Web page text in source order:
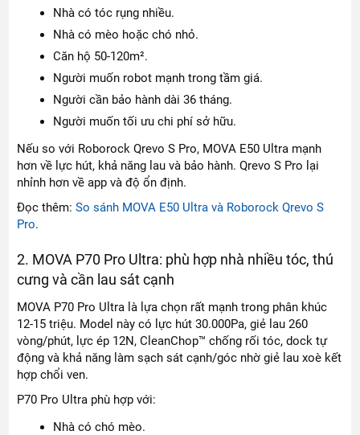
Nhà có tóc rụng nhiều.
Nhà có mèo hoặc chó nhỏ.
Căn hộ 50-120m².
Người muốn robot mạnh trong tầm giá.
Người cần bảo hành dài 36 tháng.
Người muốn tối ưu chi phí sở hữu.
Nếu so với Roborock Qrevo S Pro, MOVA E50 Ultra mạnh
hơn về lực hút, khả năng lau và bảo hành. Qrevo S Pro lại
nhỉnh hơn về app và độ ổn định.
Đọc thêm:So sánh MOVA E50 Ultra và Roborock Qrevo S
Pro.
2. MOVA P70 Pro Ultra: phù hợp nhà nhiều tóc, thú
cưng và cần lau sát cạnh
MOVA P70 Pro Ultra là lựa chọn rất mạnh trong phân khúc
12-15 triệu. Model này có lực hút 30.000Pa, giẻ lau 260
vòng/phút, lực ép 12N, CleanChop™ chống rối tóc, dock tự
động và khả năng làm sạch sát cạnh/góc nhờ giẻ lau xoè kết
hợp chổi ven.
P70 Pro Ultra phù hợp với:
Nhà có chó mèo.